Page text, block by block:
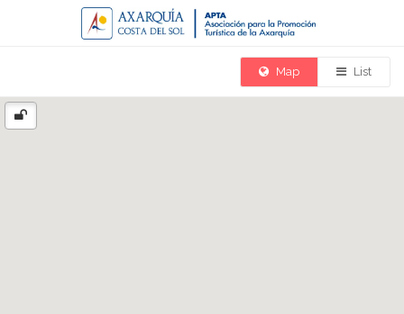
Map List